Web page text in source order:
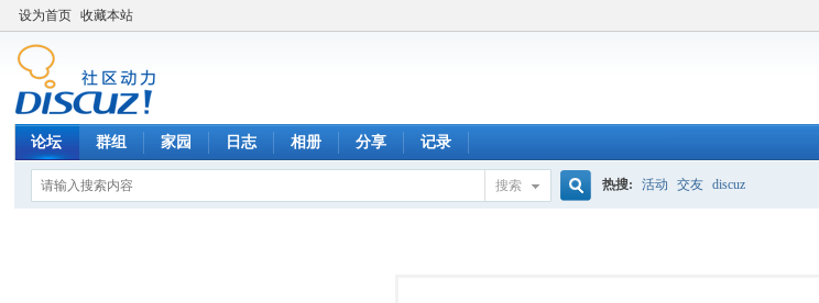
设为首页 收藏本站
论坛 群组 家园 日志 相册 分享 记录
搜索 热搜: 活动 交友 discuz